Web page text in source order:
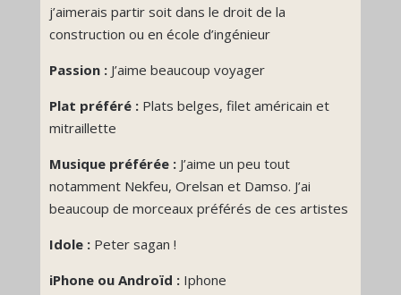
j’aimerais partir soit dans le droit de la
construction ou en école d’ingénieur
Passion : J’aime beaucoup voyager
Plat préféré : Plats belges, filet américain et
mitraillette
Musique préférée : J’aime un peu tout
notamment Nekfeu, Orelsan et Damso. J’ai
beaucoup de morceaux préférés de ces artistes
Idole : Peter sagan !
iPhone ou Androïd :Iphone